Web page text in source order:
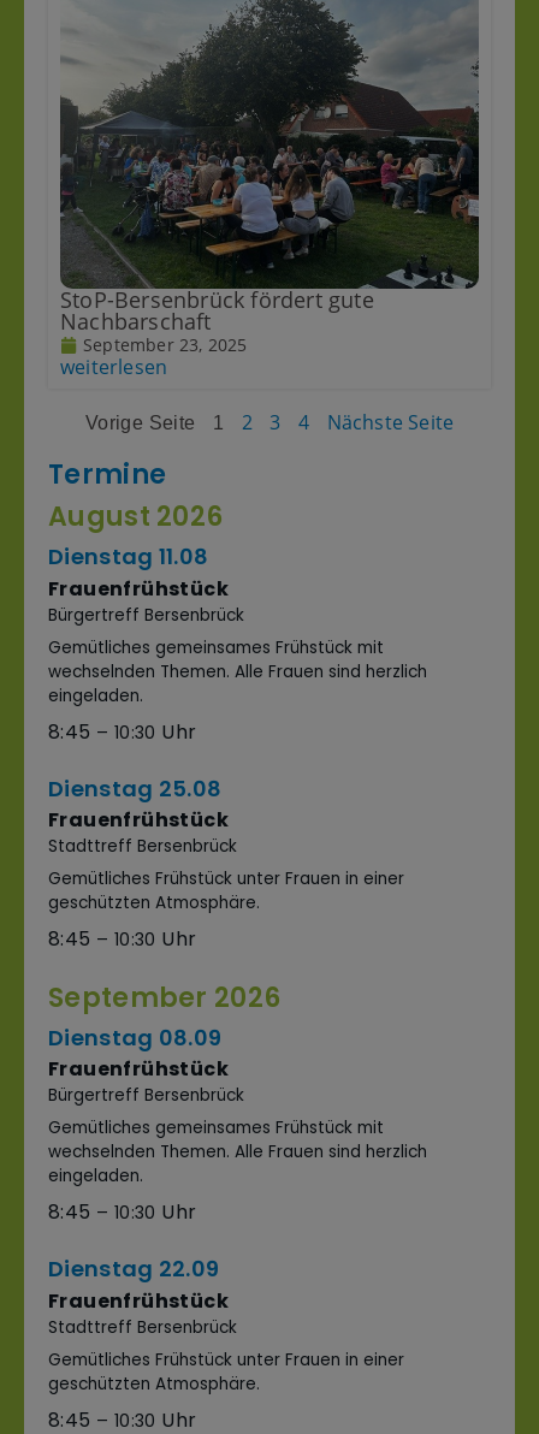
StoP-Bersenbrück fördert gute
Nachbarschaft
September 23, 2025
weiterlesen
Vorige Seite 1 2 3 4 Nächste Seite
Termine
August 2026
Dienstag 11.08
8:45 – 10:30
Frauenfrühstück
Bürgertreff Bersenbrück
Gemütliches gemeinsames Frühstück mit
wechselnden Themen. Alle Frauen sind herzlich
eingeladen.
Dienstag 25.08
8:45 – 10:30
Frauenfrühstück
Stadttreff Bersenbrück
Gemütliches Frühstück unter Frauen in einer
geschützten Atmosphäre.
September 2026
Dienstag 08.09
8:45 – 10:30
Frauenfrühstück
Bürgertreff Bersenbrück
Gemütliches gemeinsames Frühstück mit
wechselnden Themen. Alle Frauen sind herzlich
eingeladen.
Dienstag 22.09
8:45 – 10:30
Frauenfrühstück
Stadttreff Bersenbrück
Gemütliches Frühstück unter Frauen in einer
geschützten Atmosphäre.